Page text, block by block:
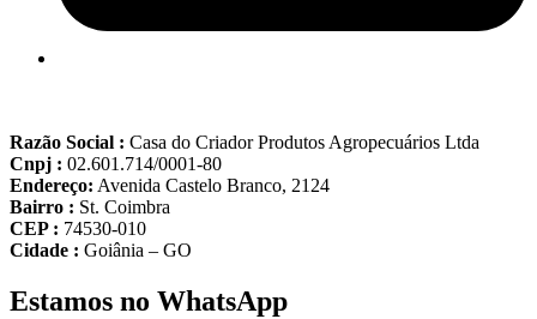
Razão Social : Casa do Criador Produtos Agropecuários Ltda
Cnpj : 02.601.714/0001-80
Endereço: Avenida Castelo Branco, 2124
Bairro : St. Coimbra
CEP : 74530-010
Cidade : Goiânia – GO
Estamos no WhatsApp